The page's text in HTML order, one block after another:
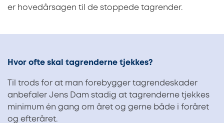
er hovedårsagen til de stoppede tagrender.
Hvor ofte skal tagrenderne tjekkes?
Til trods for at man forebygger tagrendeskader
anbefaler Jens Dam stadig at tagrenderne tjekkes
minimum én gang om året og gerne både i foråret
og efteråret.